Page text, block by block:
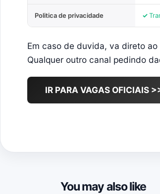
Politica de privacidade
Em caso de duvida, va direto
Qualquer outro canal pedindo
IR PARA VAGAS OFICIAIS
You may also like